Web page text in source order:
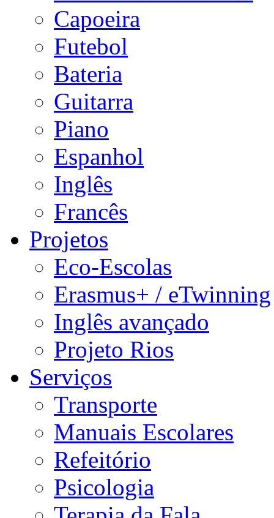
Capoeira
Futebol
Bateria
Guitarra
Piano
Espanhol
Inglês
Francês
Projetos
Eco-Escolas
Erasmus+ / eTwinning
Inglês avançado
Projeto Rios
Serviços
Transporte
Manuais Escolares
Refeitório
Psicologia